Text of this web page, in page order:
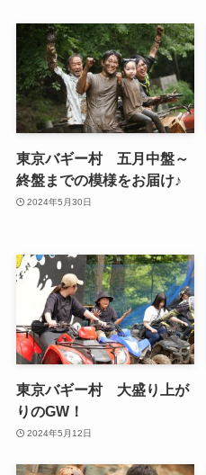
東京バギー村 五月中盤～
終盤までの模様をお届け♪
2024年5月30日
東京バギー村 大盛り上が
りのGW！
2024年5月12日